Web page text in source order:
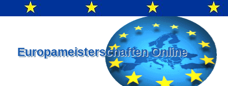
Europameisterschaften Online